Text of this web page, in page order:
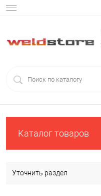
Каталог товаров
Уточнить раздел